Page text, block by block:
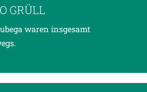
GRÜLL
waren insgesamt